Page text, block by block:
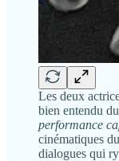
Les deux
bien entendu
performance
cinématiques
dialogues qui